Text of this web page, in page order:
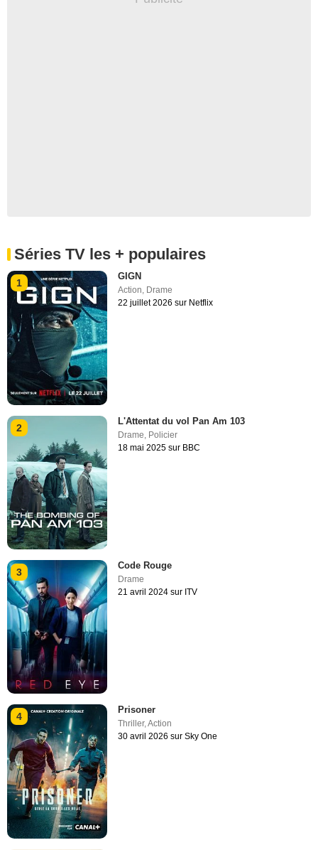
Séries TV les + populaires
1
GIGN
Action, Drame
22 juillet 2026 sur Netflix
2
L'Attentat du vol Pan Am 103
Drame Policier
18 mai 2025 sur BBC
3
Code Rouge
Drame
21 avril 2024 sur ITV
4
Prisoner
Thriller,Action
30 avril 2026 sur Sky One